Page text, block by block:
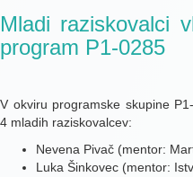
Mladi raziskovalci
program P1-0285
V okviru programske skupine
4 mladih raziskovalcev:
Nevena Pivač (mentor:
Luka Šinkovec (mentor: